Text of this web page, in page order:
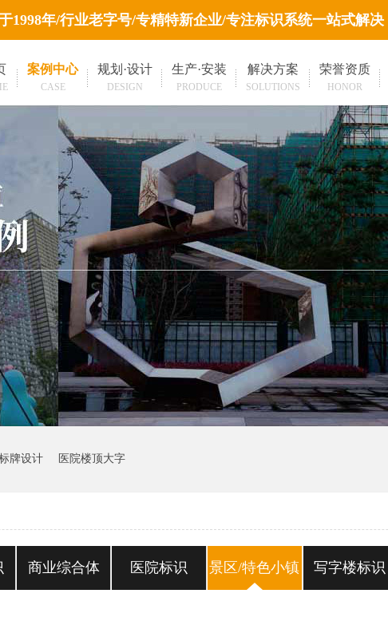
1998年/行业老字号/专精特新企业/专注标识系统一站式解决
案例中心
CASE
规划·设计
DESIGN
生产·安装
PRODUCE
解决方案
SOLUTIONS
荣誉资质
HONOR
牌设计 医院楼顶大字
商业综合体 医院标识 景区/特色小镇 写字楼标识